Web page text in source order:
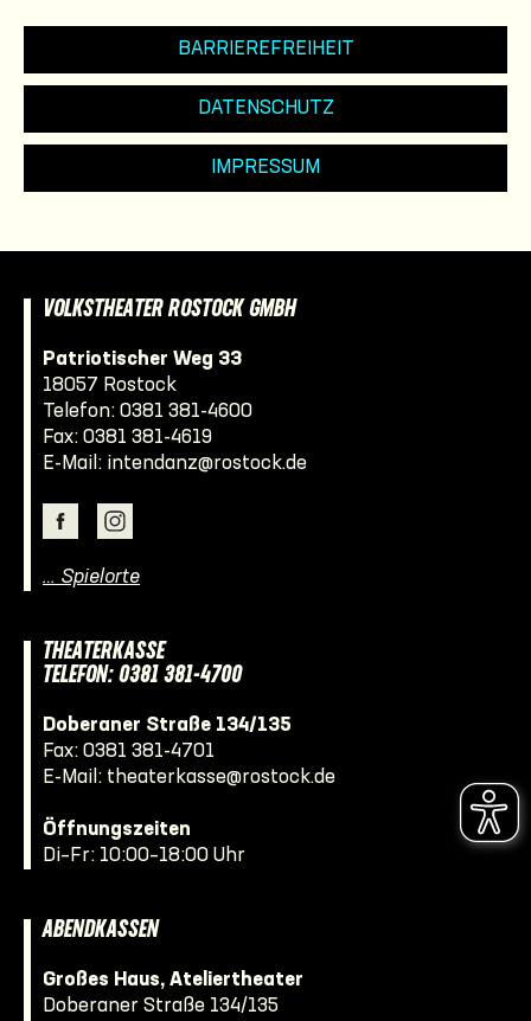
BARRIEREFREIHEIT
DATENSCHUTZ
IMPRESSUM
VOLKSTHEATER ROSTOCK GMBH
Patriotischer Weg 33
18057 Rostock
Telefon: 0381 381-4600
Fax: 0381 381-4619
E-Mail: intendanz@rostock.de
… Spielorte
THEATERKASSE
TELEFON: 0381 381-4700
Doberaner Straße 134/135
Fax: 0381 381-4701
E-Mail: theaterkasse@rostock.de
Öffnungszeiten
Di–Fr: 10:00–18:00 Uhr
ABENDKASSEN
Großes Haus, Ateliertheater
Doberaner Straße 134/135